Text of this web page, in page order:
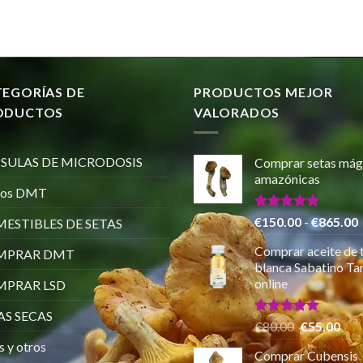
DE
DE MICRODOSIS
DMT
DE SETAS
DMT
LSD
SECAS
y otros
PRODUCTOS MEJOR
VALORADOS
Comprar setas
amazónicas
Valorado
con5.00
de 5
€150.00 -€865.00
Comprar aceite de
blanca Sabatino
online
Valorado
con5.00
de 5
€80.00 El
precio
original
€55.00El
Comprar Cubensis